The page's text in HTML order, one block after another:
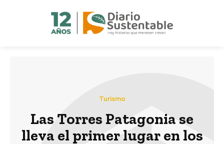
Turismo
Las Torres Patagonia se
lleva el primer lugar en los